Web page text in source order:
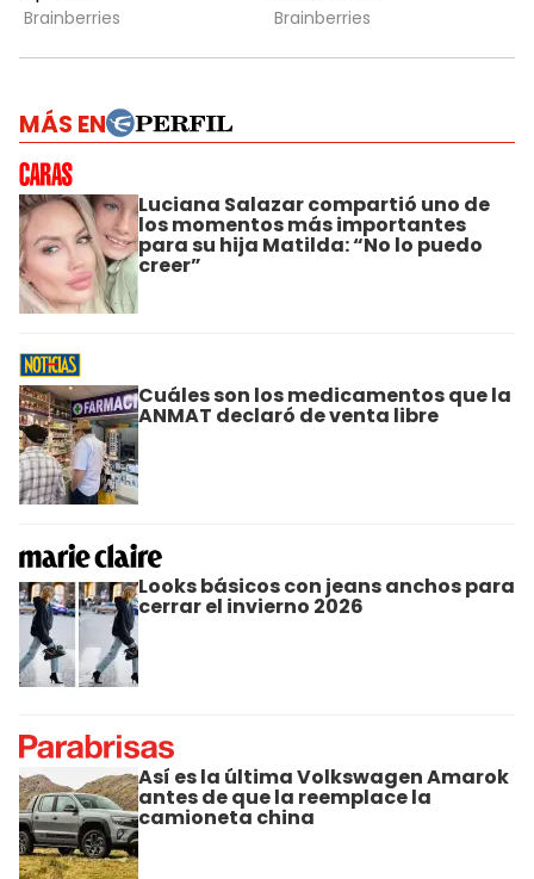
MÁS EN
Luciana Salazar compartió uno de
los momentos más importantes
para su hija Matilda: “No lo puedo
creer”
Cuáles son los medicamentos que la
ANMAT declaró de venta libre
Looks básicos con jeans anchos para
cerrar el invierno 2026
Así es la última Volkswagen Amarok
antes de que la reemplace la
camioneta china